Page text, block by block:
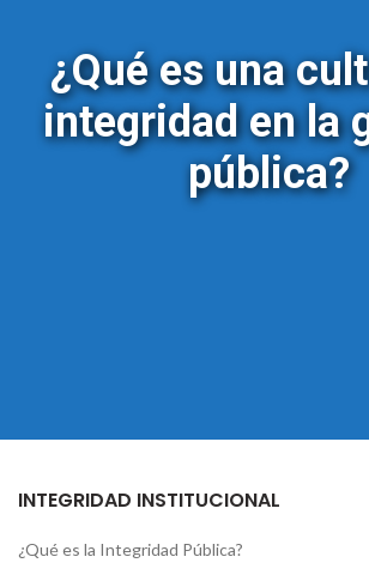
¿Qué es una
integridad en la
pública?
INTEGRIDAD INSTITUCIONAL
¿Qué es la Integridad Pública?